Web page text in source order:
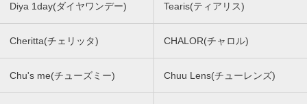
Diya 1day(ダイヤワンデー) Tearis(ティアリス)
Cheritta(チェリッタ) CHALOR(チャロル)
Chu's me(チューズミー) Chuu Lens(チューレンズ)